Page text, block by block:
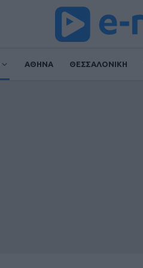
ΑΘΗΝΑ ΘΕΣΣΑΛΟΝΙΚΗ